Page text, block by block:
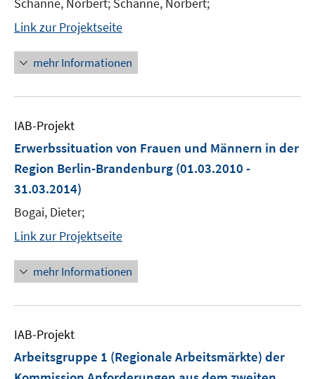
Link zur Projektseite
mehr Informationen
IAB-Projekt
Erwerbssituation von Frauen und Männern in der
Region Berlin-Brandenburg (01.03.2010 -
31.03.2014)
Bogai, Dieter;
Link zur Projektseite
mehr Informationen
IAB-Projekt
Arbeitsgruppe 1 (Regionale Arbeitsmärkte) der